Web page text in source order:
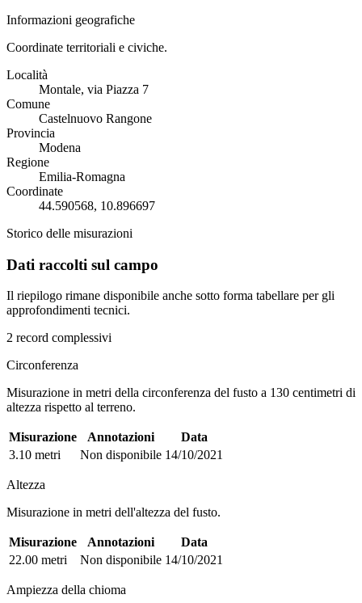
Informazioni geografiche
Coordinate territoriali e civiche.
Località
Montale, via Piazza 7
Comune
Castelnuovo Rangone
Provincia
Modena
Regione
Emilia-Romagna
Coordinate
44.590568, 10.896697
Storico delle misurazioni
Dati raccolti sul campo
Il riepilogo rimane disponibile anche sotto forma tabellare per gli
approfondimenti tecnici.
2 record complessivi
Circonferenza
Misurazione in metri della circonferenza del fusto a 130 centimetri di
altezza rispetto al terreno.
Misurazione Annotazioni
Data
3.10 metri
Non disponibile 14/10/2021
Altezza
Misurazione in metri dell'altezza del fusto.
Misurazione Annotazioni
Data
22.00 metri
Non disponibile 14/10/2021
Ampiezza della chioma